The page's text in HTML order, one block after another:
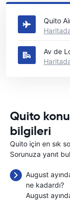
Quito içindeki
Quito
Av de
Quito
bilgileri
Quito için en sık
Sorunuza yanıt
August
ne kadardı?
August